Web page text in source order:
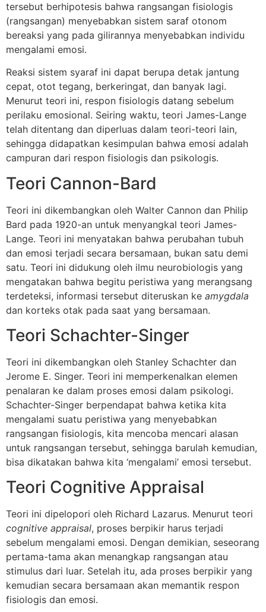
tersebut berhipotesis bahwa rangsangan fisiologis
(rangsangan) menyebabkan sistem saraf otonom
bereaksi yang pada gilirannya menyebabkan individu
mengalami emosi.
Reaksi sistem syaraf ini dapat berupa detak jantung
cepat, otot tegang, berkeringat, dan banyak lagi.
Menurut teori ini, respon fisiologis datang sebelum
perilaku emosional. Seiring waktu, teori James-Lange
telah ditentang dan diperluas dalam teori-teori lain,
sehingga didapatkan kesimpulan bahwa emosi adalah
campuran dari respon fisiologis dan psikologis.
Teori Cannon-Bard
Teori ini dikembangkan oleh Walter Cannon dan Philip
Bard pada 1920-an untuk menyangkal teori James-
Lange. Teori ini menyatakan bahwa perubahan tubuh
dan emosi terjadi secara bersamaan, bukan satu demi
satu. Teori ini didukung oleh ilmu neurobiologis yang
mengatakan bahwa begitu peristiwa yang merangsang
terdeteksi, informasi tersebut diteruskan ke amygdala
dan korteks otak pada saat yang bersamaan.
Teori Schachter-Singer
Teori ini dikembangkan oleh Stanley Schachter dan
Jerome E. Singer. Teori ini memperkenalkan elemen
penalaran ke dalam proses emosi dalam psikologi.
Schachter-Singer berpendapat bahwa ketika kita
mengalami suatu peristiwa yang menyebabkan
rangsangan fisiologis, kita mencoba mencari alasan
untuk rangsangan tersebut, sehingga barulah kemudian,
bisa dikatakan bahwa kita ‘mengalami’ emosi tersebut.
Teori Cognitive Appraisal
Teori ini dipelopori oleh Richard Lazarus. Menurut teori
cognitive appraisal, proses berpikir harus terjadi
sebelum mengalami emosi. Dengan demikian, seseorang
pertama-tama akan menangkap rangsangan atau
stimulus dari luar. Setelah itu, ada proses berpikir yang
kemudian secara bersamaan akan memantik respon
fisiologis dan emosi.